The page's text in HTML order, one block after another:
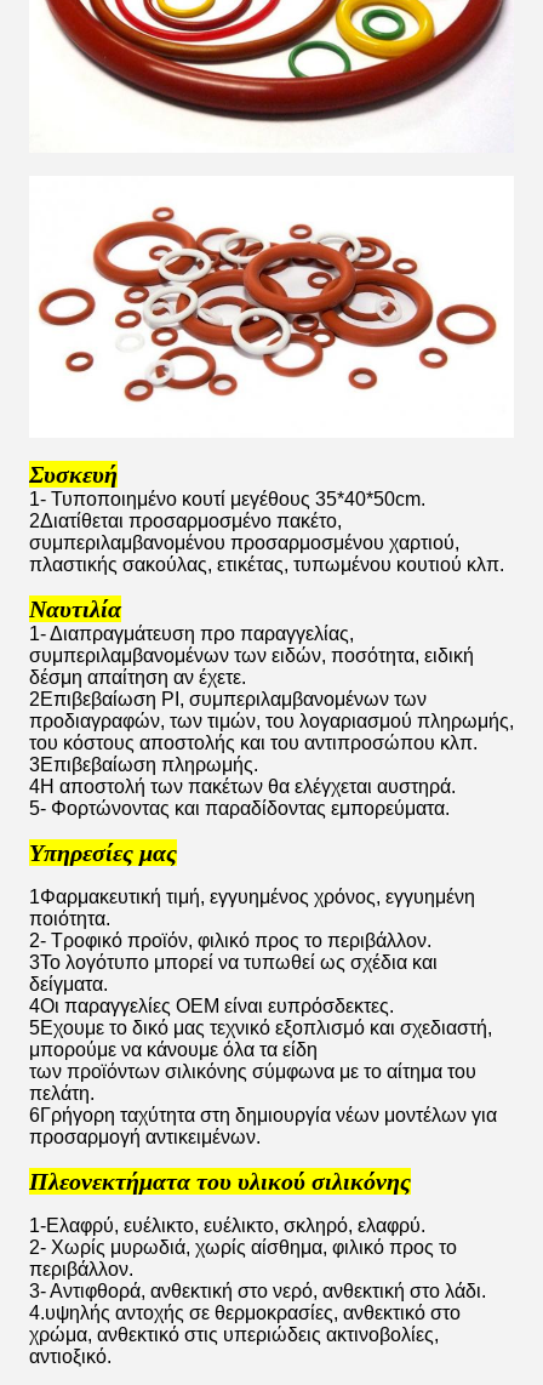
Συσκευή
1- Τυποποιημένο κουτί μεγέθους 35*40*50cm.
2Διατίθεται προσαρμοσμένο πακέτο,
συμπεριλαμβανομένου προσαρμοσμένου χαρτιού,
πλαστικής σακούλας, ετικέτας, τυπωμένου κουτιού κλπ.
Ναυτιλία
1- Διαπραγμάτευση προ παραγγελίας,
συμπεριλαμβανομένων των ειδών, ποσότητα, ειδική
δέσμη απαίτηση αν έχετε.
2Επιβεβαίωση PI, συμπεριλαμβανομένων των
προδιαγραφών, των τιμών, του λογαριασμού πληρωμής,
του κόστους αποστολής και του αντιπροσώπου κλπ.
3Επιβεβαίωση πληρωμής.
4Η αποστολή των πακέτων θα ελέγχεται αυστηρά.
5- Φορτώνοντας και παραδίδοντας εμπορεύματα.
Υπηρεσίες μας
1Φαρμακευτική τιμή, εγγυημένος χρόνος, εγγυημένη
ποιότητα.
2- Τροφικό προϊόν, φιλικό προς το περιβάλλον.
3Το λογότυπο μπορεί να τυπωθεί ως σχέδια και
δείγματα.
4Οι παραγγελίες OEM είναι ευπρόσδεκτες.
5Εχουμε το δικό μας τεχνικό εξοπλισμό και σχεδιαστή,
μπορούμε να κάνουμε όλα τα είδη
των προϊόντων σιλικόνης σύμφωνα με το αίτημα του
πελάτη.
6Γρήγορη ταχύτητα στη δημιουργία νέων μοντέλων για
προσαρμογή αντικειμένων.
Πλεονεκτήματα του υλικού σιλικόνης
1-Ελαφρύ, ευέλικτο, ευέλικτο, σκληρό, ελαφρύ.
2- Χωρίς μυρωδιά, χωρίς αίσθημα, φιλικό προς το
περιβάλλον.
3- Αντιφθορά, ανθεκτική στο νερό, ανθεκτική στο λάδι.
4.υψηλής αντοχής σε θερμοκρασίες, ανθεκτικό στο
χρώμα, ανθεκτικό στις υπεριώδεις ακτινοβολίες,
αντιοξικό.